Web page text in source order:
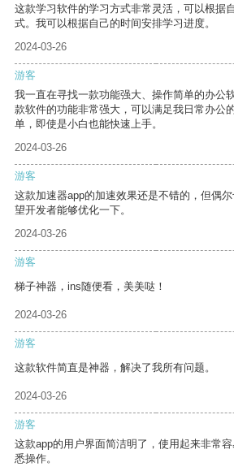
这款学习软件的学习方式非常灵活，可以根据
式。我可以根据自己的时间安排学习进度。
2024-03-26
游客
我一直在寻找一款功能强大、操作简单的办公
款软件的功能非常强大，可以满足我日常办公
单，即使是小白也能快速上手。
2024-03-26
游客
这款加速器app的加速效果还是不错的，但偶
望开发者能够优化一下。
2024-03-26
游客
梯子神器，ins随便看，美美哒！
2024-03-26
游客
这款软件简直是神器，解决了我所有问题。
2024-03-26
游客
这款app的用户界面简洁明了，使用起来非常
悉操作。